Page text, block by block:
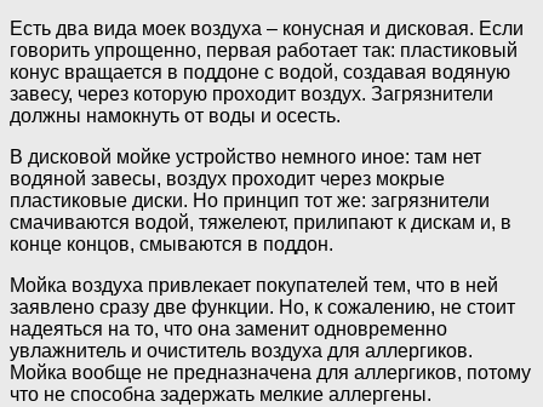
Есть два вида моек воздуха – конусная и дисковая. Если
говорить упрощенно, первая работает так: пластиковый
конус вращается в поддоне с водой, создавая водяную
завесу, через которую проходит воздух. Загрязнители
должны намокнуть от воды и осесть.
В дисковой мойке устройство немного иное: там нет
водяной завесы, воздух проходит через мокрые
пластиковые диски. Но принцип тот же: загрязнители
смачиваются водой, тяжелеют, прилипают к дискам и, в
конце концов, смываются в поддон.
Мойка воздуха привлекает покупателей тем, что в ней
заявлено сразу две функции. Но, к сожалению, не стоит
надеяться на то, что она заменит одновременно
увлажнитель и очиститель воздуха для аллергиков.
Мойка вообще не предназначена для аллергиков, потому
что не способна задержать мелкие аллергены.